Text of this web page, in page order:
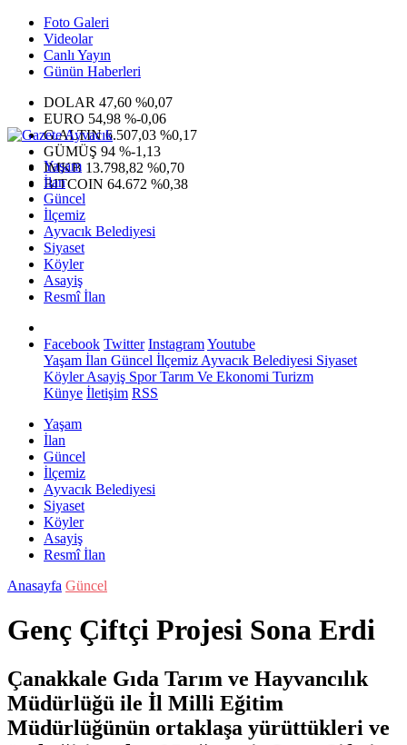
Foto Galeri
Videolar
Canlı Yayın
Günün Haberleri
DOLAR 47,60 %0,07
EURO 54,98 %-0,06
G.ALTIN6.507,03 %0,17
GÜMÜŞ 94 %-1,13
IMKB 13.798,82 %0,70
BITCOIN 64.672 %0,38
Yaşam
İlan
Güncel
İlçemiz
Ayvacık Belediyesi
Siyaset
Köyler
Asayiş
Resmî İlan
Facebook Twitter InstagramYoutube
Yaşam İlan Güncel İlçemiz Ayvacık Belediyesi Siyaset
KöylerAsayiş SporTarım Ve Ekonomi Turizm
Künye İletişim RSS
Yaşam
İlan
Güncel
İlçemiz
Ayvacık Belediyesi
Siyaset
Köyler
Asayiş
Resmî İlan
Anasayfa Güncel
Genç Çiftçi Projesi Sona Erdi
Çanakkale Gıda Tarım ve Hayvancılık
Müdürlüğü ile İl Milli Eğitim
Müdürlüğünün ortaklaşa yürüttükleri ve